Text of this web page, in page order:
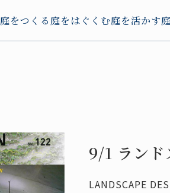
庭をつくる 庭をはぐくむ庭を活かす
9/1 ランド
LANDSCAPE